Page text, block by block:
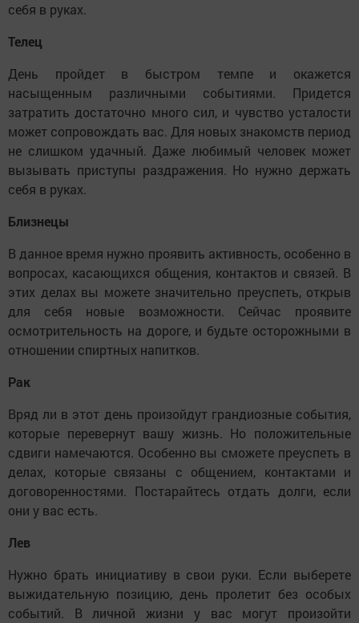
себя в руках.
Телец
День пройдет в быстром темпе и окажется
насыщенным различными событиями. Придется
затратить достаточно много сил, и чувство усталости
может сопровождать вас. Для новых знакомств период
не слишком удачный. Даже любимый человек может
вызывать приступы раздражения. Но нужно держать
себя в руках.
Близнецы
В данное время нужно проявить активность, особенно в
вопросах, касающихся общения, контактов и связей. В
этих делах вы можете значительно преуспеть, открыв
для себя новые возможности. Сейчас проявите
осмотрительность на дороге, и будьте осторожными в
отношении спиртных напитков.
Рак
Вряд ли в этот день произойдут грандиозные события,
которые перевернут вашу жизнь. Но положительные
сдвиги намечаются. Особенно вы сможете преуспеть в
делах, которые связаны с общением, контактами и
договоренностями. Постарайтесь отдать долги, если
они у вас есть.
Лев
Нужно брать инициативу в свои руки. Если выберете
выжидательную позицию, день пролетит без особых
событий. В личной жизни у вас могут произойти